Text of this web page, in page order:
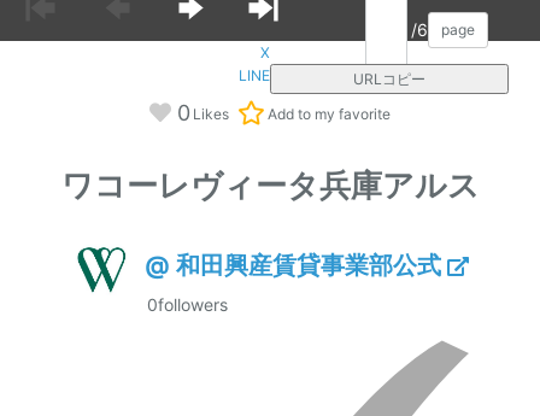
/6
page
X
LINE
URLコピー
0 Likes Add to my favorite
ワコーレヴィータ兵庫アルス
@ 和田興産賃貸事業部公式
0followers